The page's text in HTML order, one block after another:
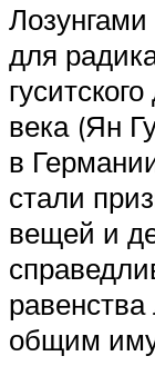
для
века (Ян
в
стали
вещей и
общим